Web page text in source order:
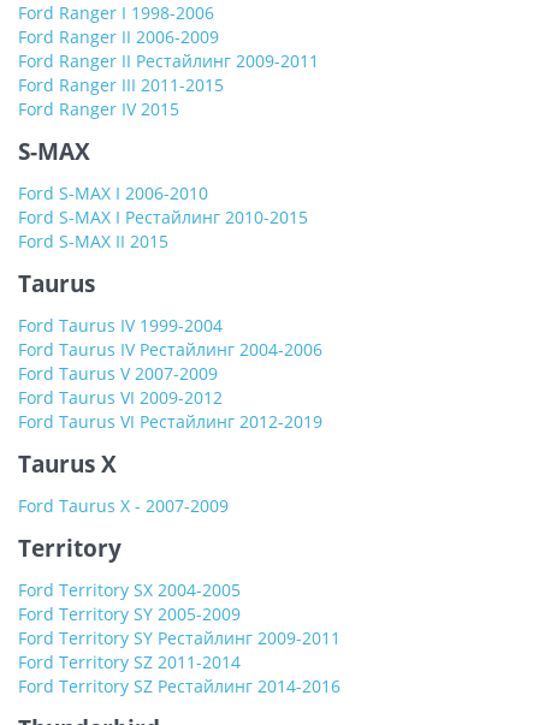
Ford Ranger I 1998-2006
Ford Ranger II 2006-2009
Ford Ranger II Рестайлинг 2009-2011
Ford Ranger III 2011-2015
Ford Ranger IV 2015
S-MAX
Ford S-MAX I 2006-2010
Ford S-MAX I Рестайлинг 2010-2015
Ford S-MAX II 2015
Taurus
Ford Taurus IV 1999-2004
Ford Taurus IV Рестайлинг 2004-2006
Ford Taurus V 2007-2009
Ford Taurus VI 2009-2012
Ford Taurus VI Рестайлинг 2012-2019
Taurus X
Ford Taurus X - 2007-2009
Territory
Ford Territory SX 2004-2005
Ford Territory SY 2005-2009
Ford Territory SY Рестайлинг 2009-2011
Ford Territory SZ 2011-2014
Ford Territory SZ Рестайлинг 2014-2016